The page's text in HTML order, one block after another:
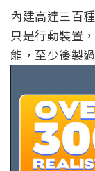
內建高達三百
只是行動裝置
能，至少後製